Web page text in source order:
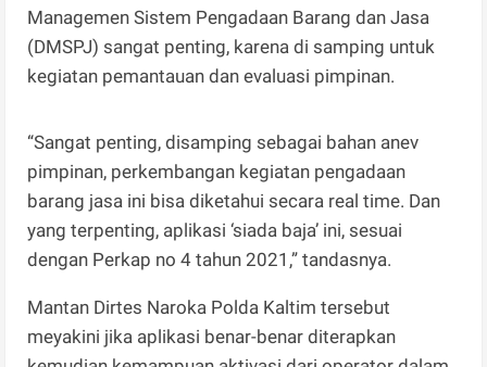
Managemen Sistem Pengadaan Barang dan Jasa
(DMSPJ) sangat penting, karena di samping untuk
kegiatan pemantauan dan evaluasi pimpinan.
“Sangat penting, disamping sebagai bahan anev
pimpinan, perkembangan kegiatan pengadaan
barang jasa ini bisa diketahui secara real time. Dan
yang terpenting, aplikasi ‘siada baja’ ini, sesuai
dengan Perkap no 4 tahun 2021,” tandasnya.
Mantan Dirtes Naroka Polda Kaltim tersebut
meyakini jika aplikasi benar-benar diterapkan